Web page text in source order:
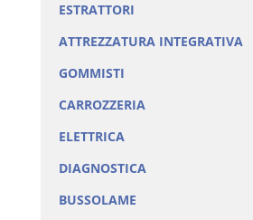
ESTRATTORI
ATTREZZATURA INTEGRATIVA
GOMMISTI
CARROZZERIA
ELETTRICA
DIAGNOSTICA
BUSSOLAME